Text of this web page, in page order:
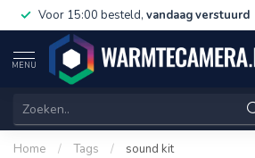
Voor 15:00 besteld, vandaag verstuurd
MENU
Home / Tags / sound kit